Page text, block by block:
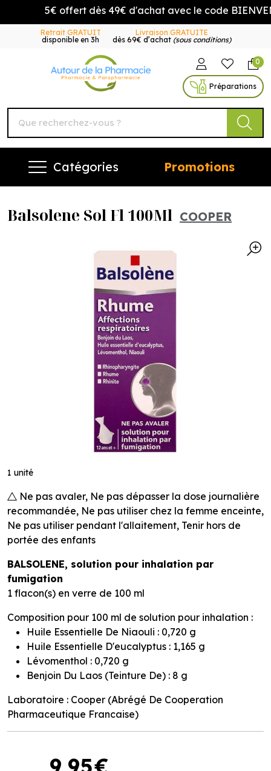
5€ offert dès 49€ d'achat avec le code
Retrait GRATUIT
disponible en 3h
Livraison GRATUITE
dès 69€ d’achat (sous conditions)
Autour de la Pharmacie
0
Préparations
Catégories Promotions
Balsolene Sol Fl 100Ml COOPER
1 unité
Ne pas avaler, Ne pas dépasser la dose journalière
recommandée, Ne pas utiliser chez la femme enceinte,
Ne pas utiliser pendant l'allaitement, Tenir hors de
portée des enfants
BALSOLENE, solution pour inhalation par
fumigation
1 flacon(s) en verre de 100 ml
Composition pour 100 ml de solution pour inhalation :
Huile Essentielle De Niaouli : 0,720 g
Huile Essentielle D'eucalyptus : 1,165 g
Lévomenthol : 0,720 g
Benjoin Du Laos (Teinture De) : 8 g
Laboratoire : Cooper (Abrégé De Cooperation
Pharmaceutique Francaise)